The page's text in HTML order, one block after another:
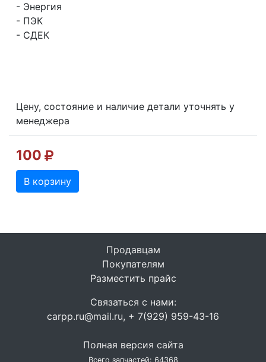
- Энергия
- ПЭК
- СДЕК
Цену, состояние и наличие детали уточнять у
менеджера
100
В корзину
Продавцам
Покупателям
Разместить прайс
Связаться с нами:
carpp.ru@mail.ru, + 7(929) 959-43-16
Полная версия сайта
Всего запчастей: 64368